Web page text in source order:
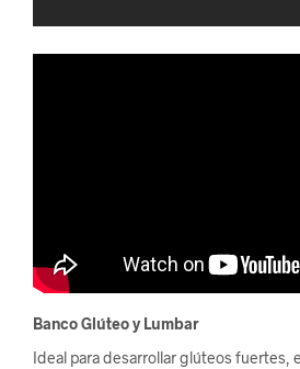
Banco Glúteo y Lumbar
Ideal para desarrollar glúteos fuertes,